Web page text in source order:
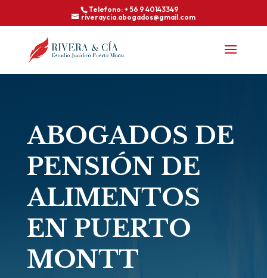
Telefono: + 56 9 40143349
riveraycia.abogados@gmail.com
ABOGADOS DE
PENSIÓN DE
ALIMENTOS
EN PUERTO
MONTT